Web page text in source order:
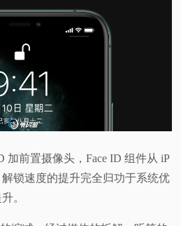
加前置摄像头，Face ID 组件从 iP
锁速度的提升完全归功于系统优
。